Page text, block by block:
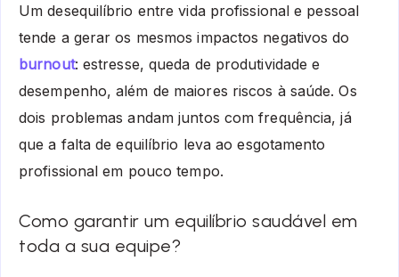
Um desequilíbrio entre vida profissional e pessoal
tende a gerar os mesmos impactos negativos do
burnout: estresse, queda de produtividade e
desempenho, além de maiores riscos à saúde. Os
dois problemas andam juntos com frequência, já
que a falta de equilíbrio leva ao esgotamento
profissional em pouco tempo.
Como garantir um equilíbrio saudável em
toda a sua equipe?